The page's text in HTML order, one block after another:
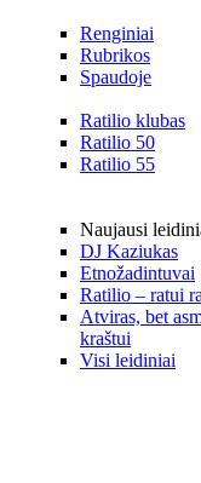
Renginiai
Rubrikos
Spaudoje
Ratilio klubas
Ratilio 50
Ratilio 55
Naujausi
DJ Kaziukas
Etnožadintuvai
Ratilio – ratui
Atviras, bet
kraštui
Visi leidiniai